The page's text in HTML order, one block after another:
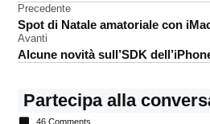
Navigazione
articoli
Precedente
Spot di Natale amatoriale con
Avanti
Alcune novità sull’SDK
Partecipa alla
46 Comments